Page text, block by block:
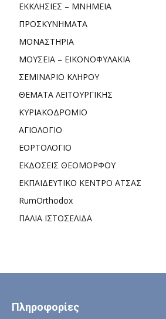
ΕΚΚΛΗΣΙΕΣ – ΜΝΗΜΕΙΑ
ΠΡΟΣΚΥΝΗΜΑΤΑ
ΜΟΝΑΣΤΗΡΙΑ
ΜΟΥΣΕΙΑ – ΕΙΚΟΝΟΦΥΛΑΚΙΑ
ΣΕΜΙΝΑΡΙΟ ΚΛΗΡΟΥ
ΘΕΜΑΤΑ ΛΕΙΤΟΥΡΓΙΚΗΣ
ΚΥΡΙΑΚΟΔΡΟΜΙΟ
ΑΓΙΟΛΟΓΙΟ
ΕΟΡΤΟΛΟΓΙΟ
ΕΚΔΟΣΕΙΣ ΘΕΟΜΟΡΦΟΥ
ΕΚΠΑΙΔΕΥΤΙΚΟ ΚΕΝΤΡΟ ΑΤΣΑΣ
RumOrthodox
ΠΑΛΙΑ ΙΣΤΟΣΕΛΙΔΑ
Πληροφορίες